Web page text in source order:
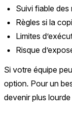
Suivi fiable
Règles si la
Limites
Risque
Si votre équipe
option. Pour un
devenir plus